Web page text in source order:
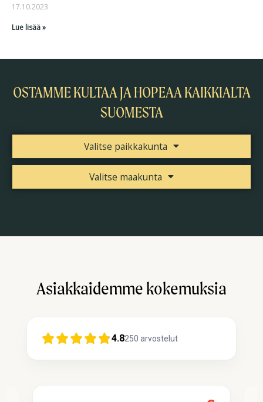
17.10.2023
Lue lisää »
OSTAMME KULTAA JA HOPEAA KAIKKIALTA
SUOMESTA
Valitse paikkakunta
Valitse maakunta
Asiakkaidemme kokemuksia
4.8250 arvostelut